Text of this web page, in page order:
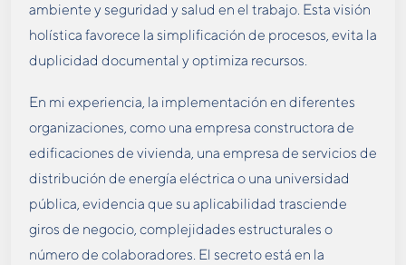
ambiente y seguridad y salud en el trabajo. Esta visión
holística favorece la simplificación de procesos, evita la
duplicidad documental y optimiza recursos.
En mi experiencia, la implementación en diferentes
organizaciones, como una empresa constructora de
edificaciones de vivienda, una empresa de servicios de
distribución de energía eléctrica o una universidad
pública, evidencia que su aplicabilidad trasciende
giros de negocio, complejidades estructurales o
número de colaboradores. El secreto está en la